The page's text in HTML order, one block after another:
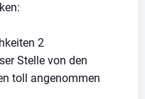
2
Stelle von den
toll angenommen